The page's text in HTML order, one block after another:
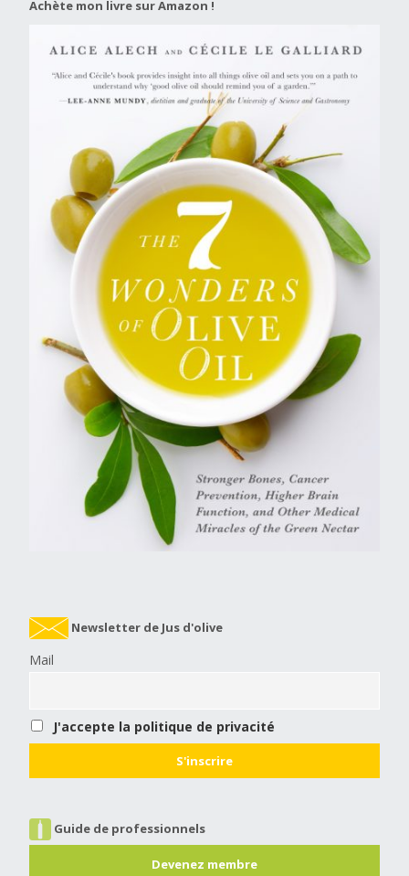
Achète mon livre sur Amazon !
Newsletter de Jus d'olive
Mail
J'accepte la politique de privacité
Guide de professionnels
Devenez membre